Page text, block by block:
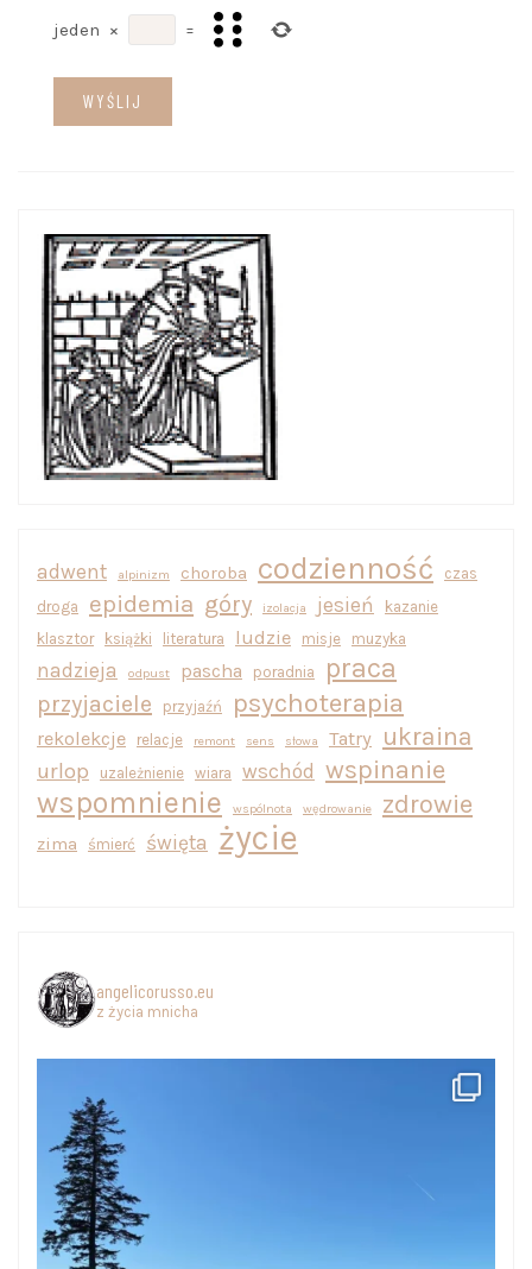
jeden × =
adwent alpinizm choroba codzienność
czas
droga
epidemia góry izolacja jesień
kazanie
klasztor
książki literatura ludzie misje muzyka
nadzieja odpust pascha poradnia praca
przyjaciele przyjaźń psychoterapia
rekolekcje relacje remont sens słowa Tatry ukraina
urlop uzależnienie wiara wschód wspinanie
wspomnienie wspólnota wędrowanie zdrowie
zima śmierć święta życie
angelicorusso.eu
z życia mnicha